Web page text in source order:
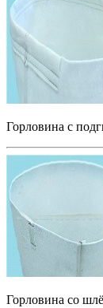
Горловина с
Горловина со